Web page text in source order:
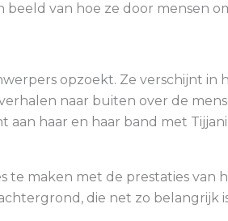
van hoe ze door mensen
opzoekt. Ze verschijnt in
naar buiten over de
aan haar en haar band met
maken met de prestaties van
die net zo belangrijk